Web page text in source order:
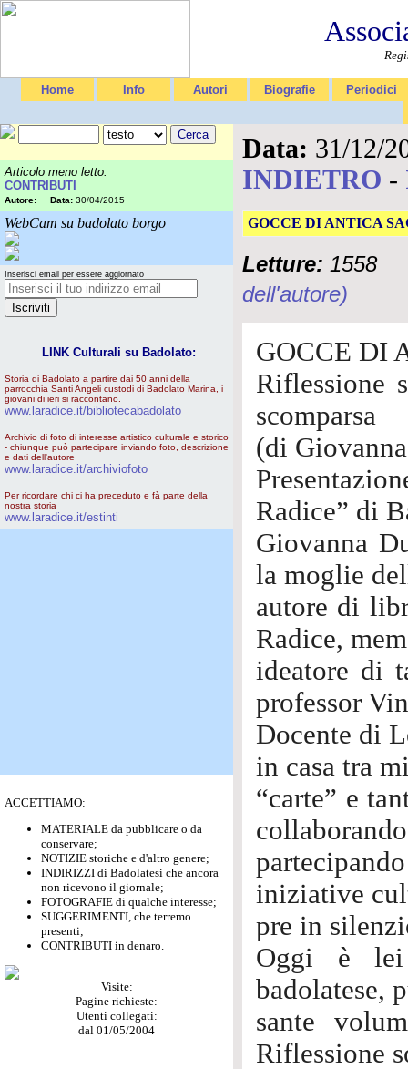
Home Info Autori Biografie Periodici
Articolo meno letto:
CONTRIBUTI
Autore: Data: 30/04/2015
WebCam su badolato borgo
Inserisci email per essere aggiornato
LINK Culturali su Badolato:
Storia di Badolato a partire dai 50 anni della
parrocchia Santi Angeli custodi di Badolato Marina, i
giovani di ieri si raccontano.
www.laradice.it/bibliotecabadolato
Archivio di foto di interesse artistico culturale e storico
- chiunque può partecipare inviando foto, descrizione
e dati dell'autore
www.laradice.it/archiviofoto
Per ricordare chi ci ha preceduto e fà parte della
nostra storia
www.laradice.it/estinti
ACCETTIAMO:
MATERIALE da pubblicare o da
conservare;
NOTIZIE storiche e d'altro genere;
INDIRIZZI di Badolatesi che ancora
non ricevono il giornale;
FOTOGRAFIE di qualche interesse;
SUGGERIMENTI, che terremo
presenti;
CONTRIBUTI in denaro.
Visite:
Pagine richieste:
Utenti collegati:
dal 01/05/2004
Data: 31/12/
INDIETRO -
GOCCE DI ANTICA
Letture: 1558
dell'autore)
GOCCE DI
Riflessione
scomparsa
(di
Radice” di
Giovanna
la moglie
autore di
Radice,
ideatore di
professor
Docente di
in casa tra
“carte” e
iniziative
pre in
Oggi è lei
badolatese,
sante
Riflessione